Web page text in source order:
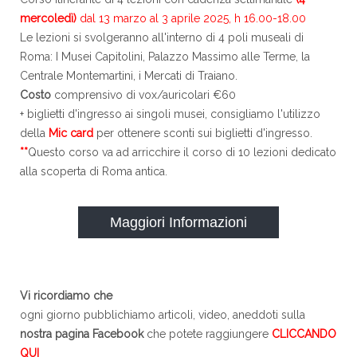
mercoledì) dal 13 marzo al 3 aprile 2025, h 16.00-18.00
Le lezioni si svolgeranno all'interno di 4 poli museali di
Roma: I Musei Capitolini, Palazzo Massimo alle Terme, la
Centrale Montemartini, i Mercati di Traiano.
Costo comprensivo di vox/auricolari €60
+ biglietti d'ingresso ai singoli musei, consigliamo l'utilizzo
della Mic card per ottenere sconti sui biglietti d'ingresso.
**Questo corso va ad arricchire il corso di 10 lezioni dedicato
alla scoperta di Roma antica.
Maggiori Informazioni
Vi ricordiamo che
ogni giorno pubblichiamo articoli, video, aneddoti sulla
nostra pagina Facebookche potete raggiungere CLICCANDO
QUI